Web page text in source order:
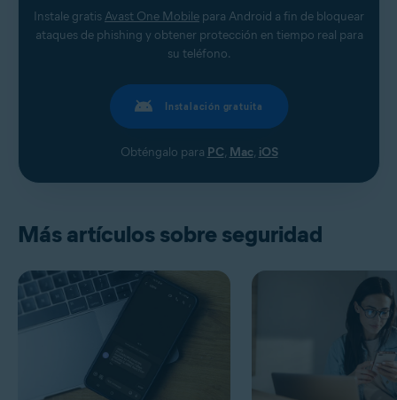
Instale gratis Avast One Mobile para Android a fin de bloquear
ataques de phishing y obtener protección en tiempo real para
su teléfono.
Instalación gratuita
Obténgalo para PC, Mac, iOS
Más artículos sobre seguridad